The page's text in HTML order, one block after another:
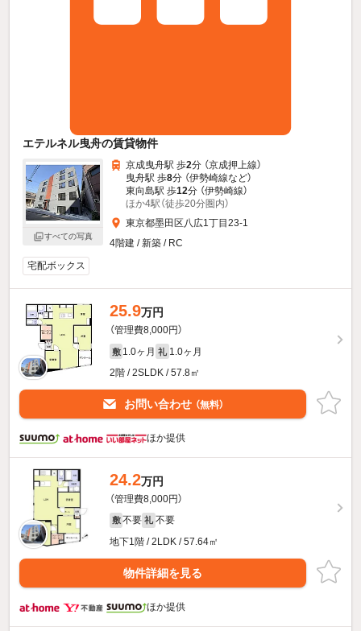
エテルネル曳舟の賃貸物件
すべての写真
京成曳舟駅 歩2分 （京成押上線）
曳舟駅 歩8分 （伊勢崎線など）
東向島駅 歩12分 （伊勢崎線）
ほか4駅（徒歩20分圏内）
東京都墨田区八広1丁目23-1
4階建 / 新築 / RC
宅配ボックス
25.9万円
（管理費8,000円）
敷 1.0ヶ月 礼 1.0ヶ月
2階 / 2SLDK / 57.8㎡
お問い合わせ （無料）
ほか提供
24.2万円
（管理費8,000円）
敷 不要 礼 不要
地下1階 / 2LDK / 57.64㎡
物件詳細を見る
ほか提供